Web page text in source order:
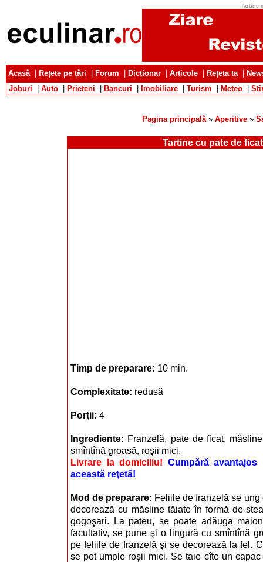
Tartine
Acasă| Rețete pe țări Forum Dicționar Articole Rețeta ta|
Joburi
Auto Prieteni Bancuri Imobiliare Turism Meteo
Pagina principală» Aperitive »
Tartine cu pate de ficat
Timp de preparare: 10 min.
Complexitate: redusă
Porţii: 4
Ingrediente: Franzelă, pate de ficat,
smîntînă groasă, roşii mici.
Livrare la domiciliu! Cumpără avantajos
această reţetă!
Mod de preparare: Feliile de franzelă se
decorează cu măsline tăiate în formă de
gogoşari. La pateu, se poate adăuga
facultativ, se pune şi o lingură cu smîntînă
pe feliile de franzelă şi se decorează la fel.
se pot umple roşii mici. Se taie cîte un